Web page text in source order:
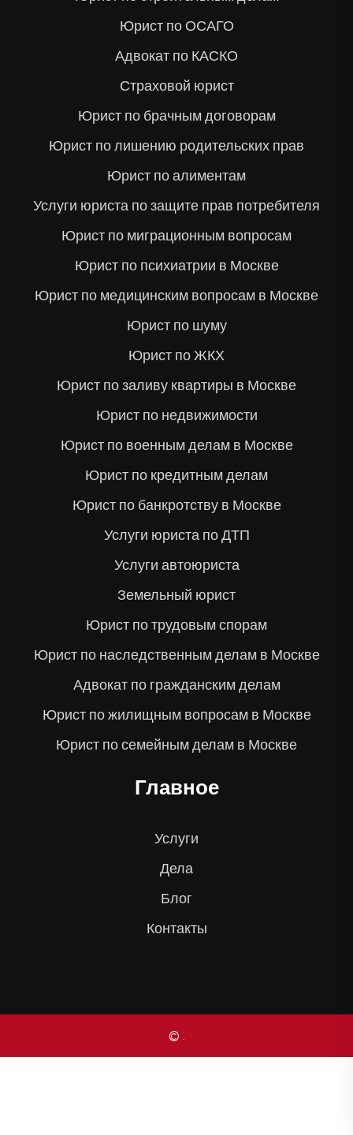
Юрист по ОСАГО
Адвокат по КАСКО
Страховой юрист
Юрист по брачным договорам
Юрист по лишению родительских прав
Юрист по алиментам
Услуги юриста по защите прав потребителя
Юрист по миграционным вопросам
Юрист по психиатрии в Москве
Юрист по медицинским вопросам в Москве
Юрист по шуму
Юрист по ЖКХ
Юрист по заливу квартиры в Москве
Юрист по недвижимости
Юрист по военным делам в Москве
Юрист по кредитным делам
Юрист по банкротству в Москве
Услуги юриста по ДТП
Услуги автоюриста
Земельный юрист
Юрист по трудовым спорам
Юрист по наследственным делам в Москве
Адвокат по гражданским делам
Юрист по жилищным вопросам в Москве
Юрист по семейным делам в Москве
Главное
Услуги
Дела
Блог
Контакты
© .